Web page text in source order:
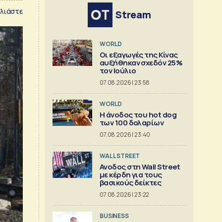
Stream
WORLD
Οι εξαγωγές της Κίνας
αυξήθηκαν σχεδόν 25%
τον Ιούλιο
07.08.2026 | 23:58
WORLD
Η άνοδος του hot dog
των 100 δολαρίων
07.08.2026 | 23:40
WALL STREET
Ανοδος στη Wall Street
με κέρδη για τους
βασικούς δείκτες
07.08.2026 | 23:22
BUSINESS